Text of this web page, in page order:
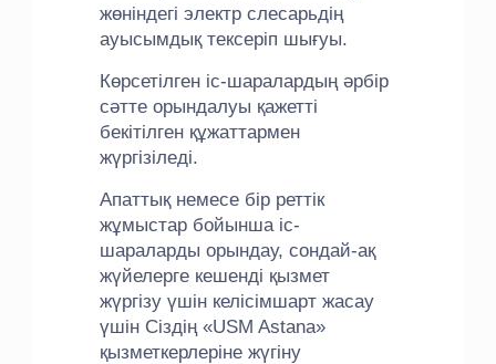
жөніндегі электр слесарьдің
ауысымдық тексеріп шығуы.
Көрсетілген іс-шаралардың әрбір
сәтте орындалуы қажетті
бекітілген құжаттармен
жүргізіледі.
Апаттық немесе бір реттік
жұмыстар бойынша іс-
шараларды орындау, сондай-ақ
жүйелерге кешенді қызмет
жүргізу үшін келісімшарт жасау
үшін Сіздің «USM Astana»
қызметкерлеріне жүгіну